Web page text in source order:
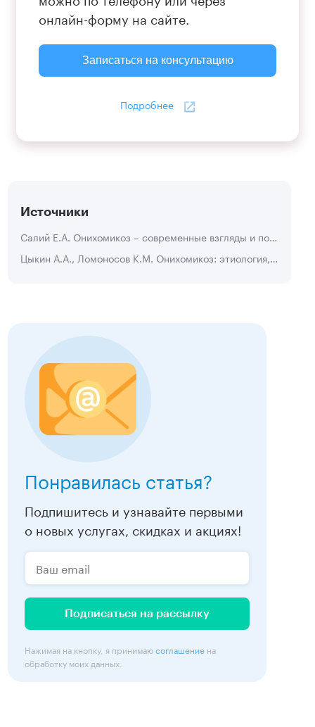
онлайн-форму на сайте.
Записаться на консультацию
Подробнее
Источники
Салий Е.А. Онихомикоз – современные взгляды и подходы к решению проблемы // ДВКС. 2013. С.235-240
Цыкин А.А., Ломоносов К.М. Онихомикоз: этиология, диагностика, клиника и лечение // «РМЖ» №19 С.1371
Понравилась статья?
Подпишитесь и узнавайте первыми
о новых услугах, скидках и акциях!
Подписаться на рассылку
Нажимая на кнопку, я принимаюсоглашение на
обработку моих данных.